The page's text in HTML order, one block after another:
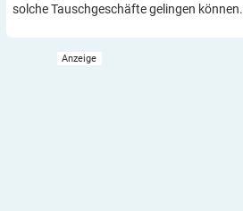
solche Tauschgeschäfte gelingen können.